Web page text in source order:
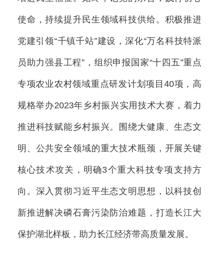
使命，持续提升民生领域科技供给。积极推进
党建引领“千镇千站”建设，深化“万名科技特派
员助力强县工程”，组织申报国家“十四五”重点
专项农业农村领域重点研发计划项目40项，高
规格举办2023年乡村振兴实用技术大赛，着力
推进科技赋能乡村振兴。围绕大健康、生态文
明、公共安全领域的重大技术瓶颈，开展关键
核心技术攻关，明确3个重大科技专项支持方
向。深入贯彻习近平生态文明思想，以科技创
新推进解决磷石膏污染防治难题，打造长江大
保护湖北样板，助力长江经济带高质量发展。